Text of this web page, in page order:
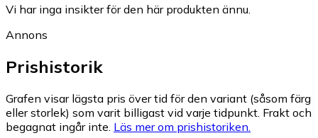
Vi har inga insikter för den här produkten ännu.
Annons
Prishistorik
Grafen visar lägsta pris över tid för den variant (såsom färg
eller storlek) som varit billigast vid varje tidpunkt. Frakt och
begagnat ingår inte. Läs mer om prishistoriken.